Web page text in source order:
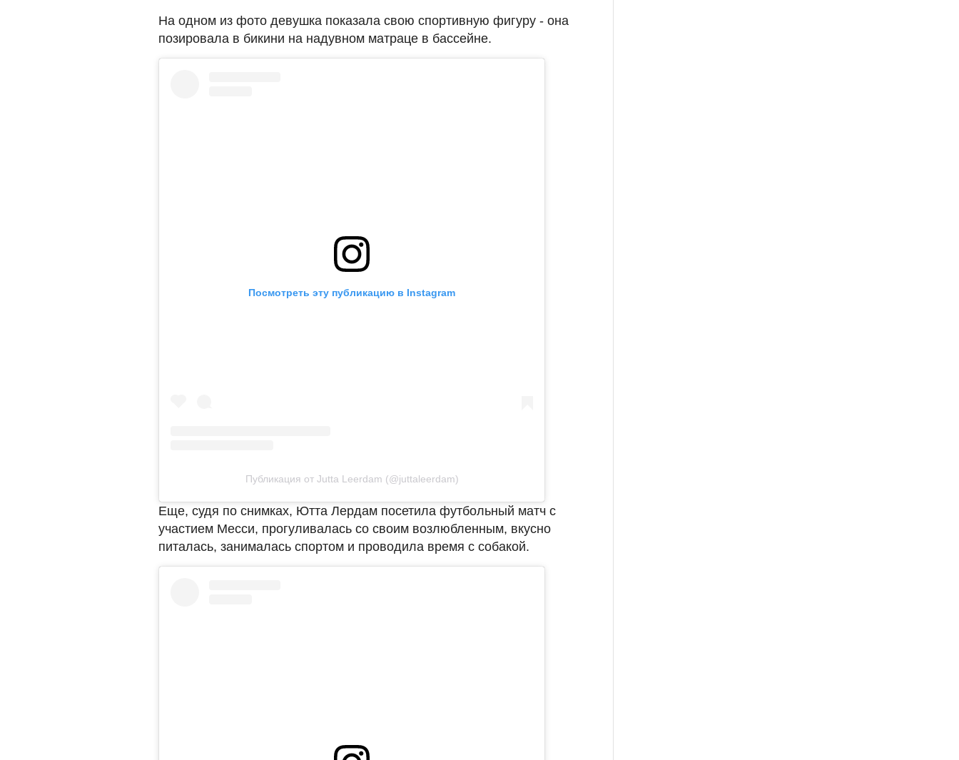
На одном из фото девушка показала свою спортивную фигуру - она
позировала в бикини на надувном матраце в бассейне.
Посмотреть эту публикацию в Instagram
Публикация от Jutta Leerdam (@juttaleerdam)
Еще, судя по снимках, Ютта Лердам посетила футбольный матч с
участием Месси, прогуливалась со своим возлюбленным, вкусно
питалась, занималась спортом и проводила время с собакой.